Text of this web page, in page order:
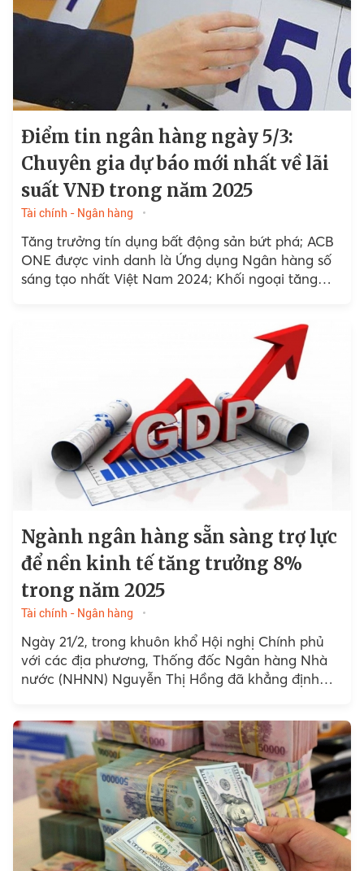
Điểm tin ngân hàng ngày 5/3:
Chuyên gia dự báo mới nhất về lãi
suất VNĐ trong năm 2025
Tài chính - Ngân hàng
Tăng trưởng tín dụng bất động sản bứt phá; ACB
ONE được vinh danh là Ứng dụng Ngân hàng số
sáng tạo nhất Việt Nam 2024; Khối ngoại tăng
Ngành ngân hàng sẵn sàng trợ lực
để nền kinh tế tăng trưởng 8%
trong năm 2025
Tài chính - Ngân hàng
Ngày 21/2, trong khuôn khổ Hội nghị Chính phủ
với các địa phương, Thống đốc Ngân hàng Nhà
nước (NHNN) Nguyễn Thị Hồng đã khẳng định